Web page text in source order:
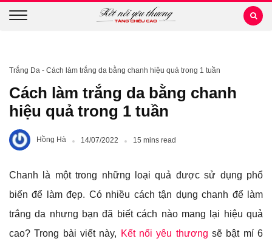
Trắng Da - Cách làm trắng da bằng chanh hiệu quả trong 1 tuần
Cách làm trắng da bằng chanh
hiệu quả trong 1 tuần
Hồng Hà 14/07/2022 15 mins read
Chanh là một trong những loại quả được sử dụng phổ
biến để làm đẹp. Có nhiều cách tận dụng chanh để làm
trắng da nhưng bạn đã biết cách nào mang lại hiệu quả
cao? Trong bài viết này, Kết nối yêu thương sẽ bật mí 6